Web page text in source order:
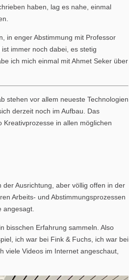
haben, lag es nahe, einmal
in enger Abstimmung mit Professor
immer noch dabei, es stetig
ich mich einmal mit Ahmet Seker über
stehen vor allem neueste Technologien
derzeit noch im Aufbau. Das
in allen möglichen
Ausrichtung, aber völlig offen in der
Arbeits- und Abstimmungsprozessen
angesagt.
bisschen Erfahrung sammeln. Also
ich war bei Fink & Fuchs, ich war bei
viele Videos im Internet angeschaut,